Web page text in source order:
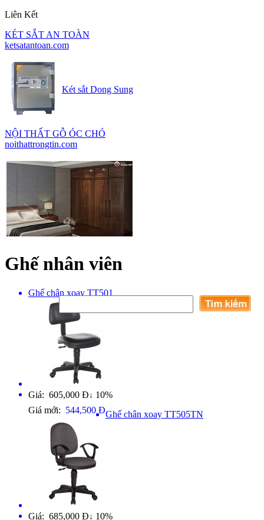
Liên Kết
KÉT SẮT AN TOÀN
ketsatantoan.com
Két sắt Dong Sung
NỘI THẤT GỖ ÓC CHÓ
noithattrongtin.com
Ghế nhân viên
Ghế chân xoay TT501
Giá: 605,000 Đ ↓ 10%
Giá mới: 544,500 ĐGhế chân xoay TT505TN
Giá: 685,000 Đ ↓ 10%